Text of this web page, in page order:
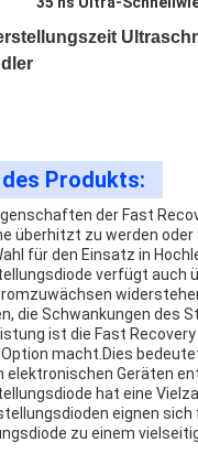
Produkts:
der Fast
überhitzt zu werden
für den Einsatz in
verfügt
die Schwankungen des
ist die Fast
macht.Dies
Geräten
hat eine
eignen
zu einem